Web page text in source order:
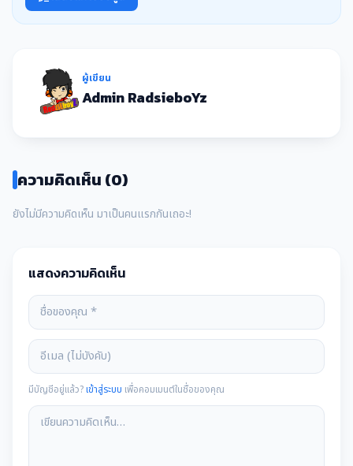
ผู้เขียน
Admin RadsieboYz
ความคิดเห็น (0)
ยังไม่มีความคิดเห็น มาเป็นคนแรกกันเถอะ!
แสดงความคิดเห็น
มีบัญชีอยู่แล้ว?เข้าสู่ระบบ เพื่อคอมเมนต์ในชื่อของคุณ